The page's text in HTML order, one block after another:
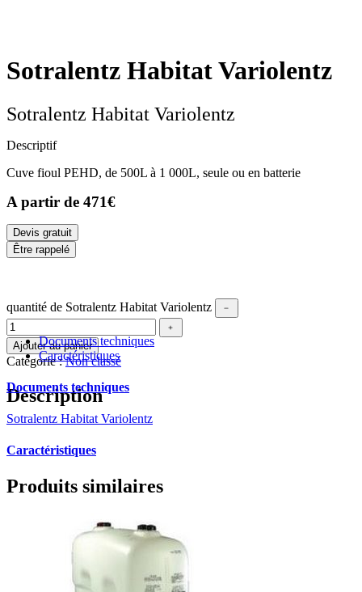
Sotralentz Habitat Variolentz
Sotralentz Habitat Variolentz
Descriptif
Cuve fioul PEHD, de 500L à 1 000L, seule ou en batterie
A partir de 471€
Devis gratuit
Être rappelé
quantité de Sotralentz Habitat Variolentz
﹣
﹢
Ajouter au panier
Catégorie :Non classé
Description
Documents techniques
Caractéristiques
Documents techniques
Sotralentz Habitat Variolentz
Caractéristiques
Produits similaires